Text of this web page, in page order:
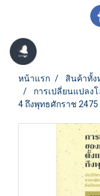
หน้าแรก สินค้าทั้ง
การเปลี่ยนแปลง
4 ถึงพุทธศักราช